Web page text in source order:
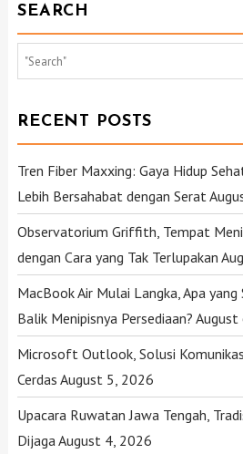
SEARCH
RECENT POSTS
Tren Fiber Maxxing: Gaya Hidup
Lebih Bersahabat dengan Serat
Observatorium Griffith, Tempat
dengan Cara yang Tak Terlupakan
MacBook Air Mulai Langka, Apa yang
Balik Menipisnya Persediaan? August
Microsoft Outlook, Solusi
Cerdas August 5, 2026
Upacara Ruwatan Jawa Tengah,
DijagaAugust 4, 2026